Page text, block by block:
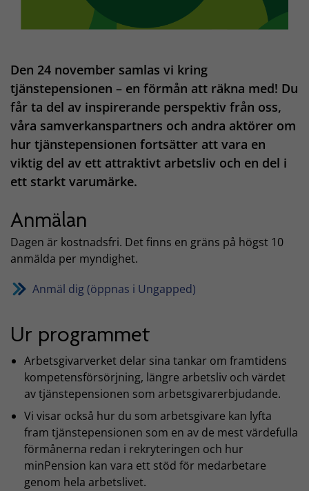
Den 24 november samlas vi kring
tjänstepensionen – en förmån att räkna med! Du
får ta del av inspirerande perspektiv från oss,
våra samverkanspartners och andra aktörer om
hur tjänstepensionen fortsätter att vara en
viktig del av ett attraktivt arbetsliv och en del i
ett starkt varumärke.
Anmälan
Dagen är kostnadsfri. Det finns en gräns på högst 10
anmälda per myndighet.
Anmäl dig (öppnas i Ungapped)
Ur programmet
Arbetsgivarverket delar sina tankar om framtidens
kompetensförsörjning, längre arbetsliv och värdet
av tjänstepensionen som arbetsgivarerbjudande.
Vi visar också hur du som arbetsgivare kan lyfta
fram tjänstepensionen som en av de mest värdefulla
förmånerna redan i rekryteringen och hur
minPension kan vara ett stöd för medarbetare
genom hela arbetslivet.